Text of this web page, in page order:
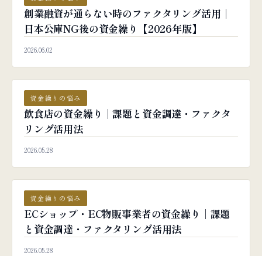
創業融資が通らない時のファクタリング活用｜
日本公庫NG後の資金繰り【2026年版】
2026.06.02
資金繰りの悩み
飲食店の資金繰り｜課題と資金調達・ファクタ
リング活用法
2026.05.28
資金繰りの悩み
ECショップ・EC物販事業者の資金繰り｜課題
と資金調達・ファクタリング活用法
2026.05.28